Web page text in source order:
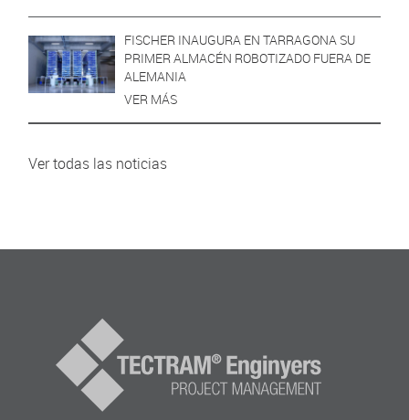
FISCHER INAUGURA EN TARRAGONA SU
PRIMER ALMACÉN ROBOTIZADO FUERA DE
ALEMANIA
VER MÁS
Ver todas las noticias